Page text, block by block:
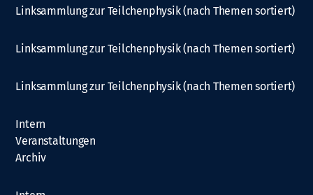
Linksammlung zur Teilchenphysik (nach Themen sortiert)
Linksammlung zur Teilchenphysik (nach Themen sortiert)
Linksammlung zur Teilchenphysik (nach Themen sortiert)
Intern
Veranstaltungen
Archiv